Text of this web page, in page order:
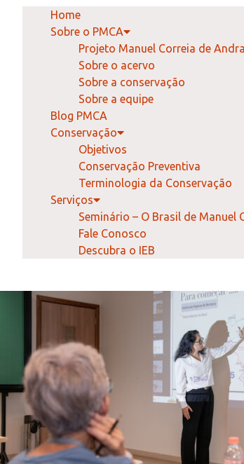
Home
Sobre o PMCA
Projeto Manuel Correia de
Sobre o acervo
Sobre a conservação
Sobre a equipe
Blog PMCA
Conservação
Objetivos
Conservação Preventiva
Terminologia da Conservação
Serviços
Seminário – O Brasil de Manuel
Fale Conosco
Descubra o IEB